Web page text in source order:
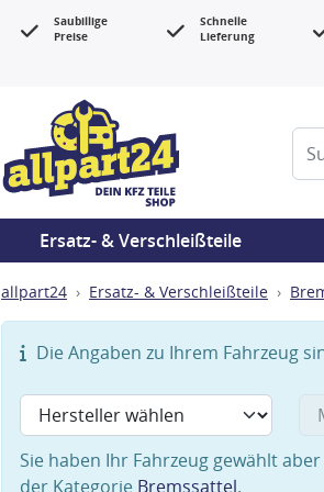
Saubillige
Preise
Schnelle
Lieferung
Ersatz- & Verschleißteile
allpart24 Ersatz- & Verschleißteile
Die Angaben zu Ihrem Fahrzeug
Sie haben Ihr Fahrzeug gewählt
der Kategorie Bremssattel.